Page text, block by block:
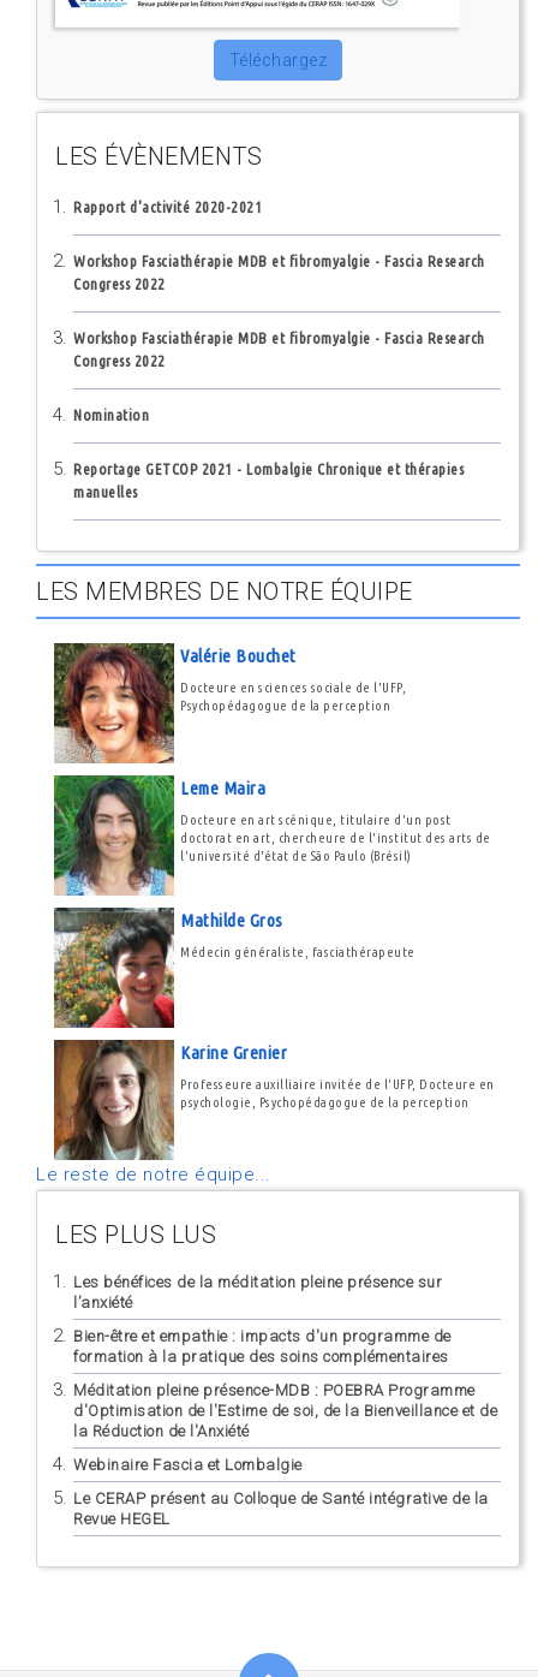
Téléchargez
LES ÉVÈNEMENTS
Rapport d'activité 2020-2021
Workshop Fasciathérapie MDB et fibromyalgie - Fascia Research
Congress 2022
Workshop Fasciathérapie MDB et fibromyalgie - Fascia Research
Congress 2022
Nomination
Reportage GETCOP 2021 - Lombalgie Chronique et thérapies
manuelles
LES MEMBRES DE NOTRE ÉQUIPE
Valérie Bouchet
Docteure en sciences sociale de l'UFP,
Psychopédagogue de la perception
Leme Maira
Docteure en art scénique, titulaire d'un post
doctorat en art, chercheure de l'institut des arts de
l'université d'état de São Paulo (Brésil)
Mathilde Gros
Médecin généraliste, fasciathérapeute
Karine Grenier
Professeure auxilliaire invitée de l'UFP, Docteure en
psychologie, Psychopédagogue de la perception
Le reste de notre équipe...
LES PLUS LUS
Les bénéfices de la méditation pleine présence sur
l’anxiété
Bien-être et empathie : impacts d'un programme de
formation à la pratique des soins complémentaires
Méditation pleine présence-MDB : POEBRA Programme
d'Optimisation de l'Estime de soi, de la Bienveillance et de
la Réduction de l'Anxiété
Webinaire Fascia et Lombalgie
Le CERAP présent au Colloque de Santé intégrative de la
Revue HEGEL